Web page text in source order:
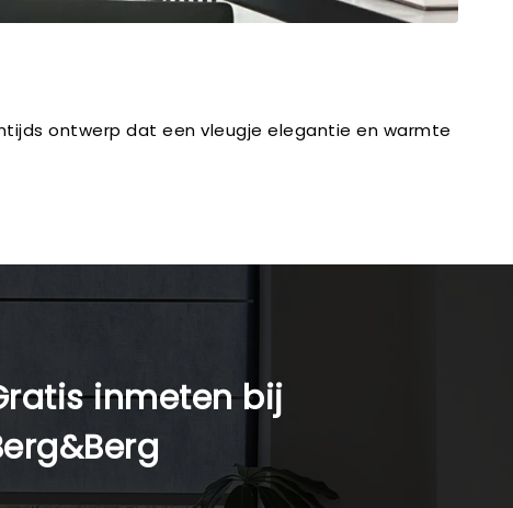
ontwerp dat een vleugje elegantie en warmte
inmeten bij